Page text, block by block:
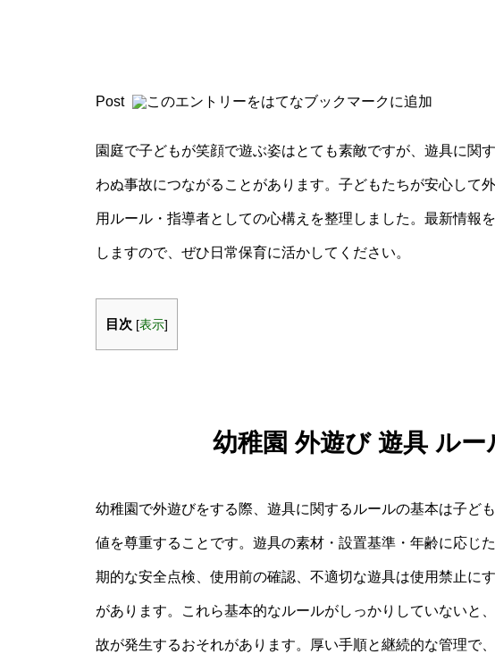
Post
園庭で子どもが笑顔で遊ぶ姿はとても素敵ですが、遊具に関
わぬ事故につながることがあります。子どもたちが安心して
用ルール・指導者としての心構えを整理しました。最新情報
しますので、ぜひ日常保育に活かしてください。
目次 [表示]
幼稚園 外遊び 遊具 ルー
幼稚園で外遊びをする際、遊具に関するルールの基本は子ど
値を尊重することです。遊具の素材・設置基準・年齢に応じ
期的な安全点検、使用前の確認、不適切な遊具は使用禁止に
があります。これら基本的なルールがしっかりしていないと
故が発生するおそれがあります。厚い手順と継続的な管理で